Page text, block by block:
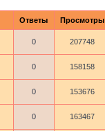
Ответы Просмотры
0 207748
0 158158
0 153676
0 163467